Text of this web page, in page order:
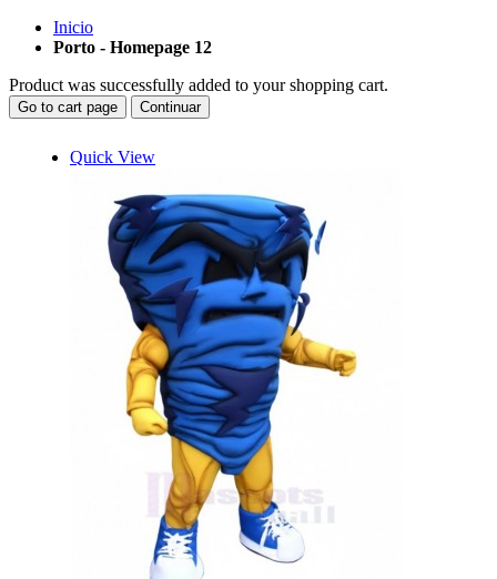
Inicio
Porto - Homepage 12
Product was successfully added to your shopping cart.
Go to cart page Continuar
Quick View